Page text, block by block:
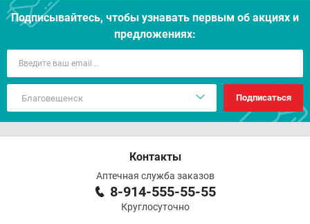
Подписывайтесь, чтобы узнавать первым об акцияx и
предложениях:
Подписаться
Контакты
Аптечная служба заказов
8-914-555-55-55
Круглосуточно